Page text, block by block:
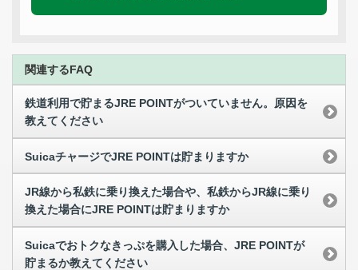
関連するFAQ
鉄道利用で貯まるJRE POINTがついていません。原因を
教えてください
SuicaチャージでJRE POINTは貯まりますか
JR線から私鉄に乗り換えた場合や、私鉄からJR線に乗り
換えた場合にJRE POINTは貯まりますか
Suicaでおトクなきっぷを購入した場合、JRE POINTが
貯まるか教えてください